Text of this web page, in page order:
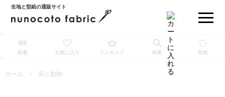
生地と型紙の通販サイト
新着 お気に入り ランキング 検索 型紙
ホーム 花と動物